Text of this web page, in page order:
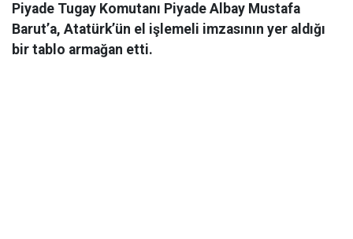
Piyade Tugay Komutanı Piyade Albay Mustafa
Barut’a, Atatürk’ün el işlemeli imzasının yer aldığı
bir tablo armağan etti.